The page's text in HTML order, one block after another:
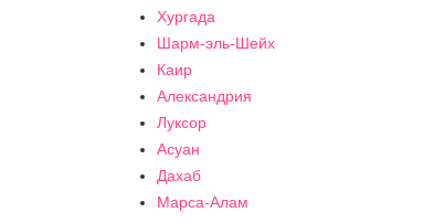
Хургада
Шарм-эль-Шейх
Каир
Александрия
Луксор
Асуан
Дахаб
Марса-Алам